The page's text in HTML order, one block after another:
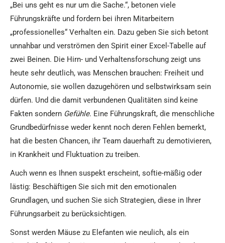
„Bei uns geht es nur um die Sache.“, betonen viele
Führungskräfte und fordern bei ihren Mitarbeitern
„professionelles“ Verhalten ein. Dazu geben Sie sich betont
unnahbar und verströmen den Spirit einer Excel-Tabelle auf
zwei Beinen. Die Hirn- und Verhaltensforschung zeigt uns
heute sehr deutlich, was Menschen brauchen: Freiheit und
Autonomie, sie wollen dazugehören und selbstwirksam sein
dürfen. Und die damit verbundenen Qualitäten sind keine
Fakten sondern Gefühle. Eine Führungskraft, die menschliche
Grundbedürfnisse weder kennt noch deren Fehlen bemerkt,
hat die besten Chancen, ihr Team dauerhaft zu demotivieren,
in Krankheit und Fluktuation zu treiben.
Auch wenn es Ihnen suspekt erscheint, softie-mäßig oder
lästig: Beschäftigen Sie sich mit den emotionalen
Grundlagen, und suchen Sie sich Strategien, diese in Ihrer
Führungsarbeit zu berücksichtigen.
Sonst werden Mäuse zu Elefanten wie neulich, als ein